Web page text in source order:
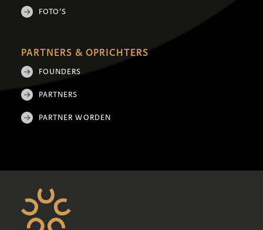
FOTO'S
PARTNERS & OPRICHTERS
FOUNDERS
PARTNERS
PARTNER WORDEN